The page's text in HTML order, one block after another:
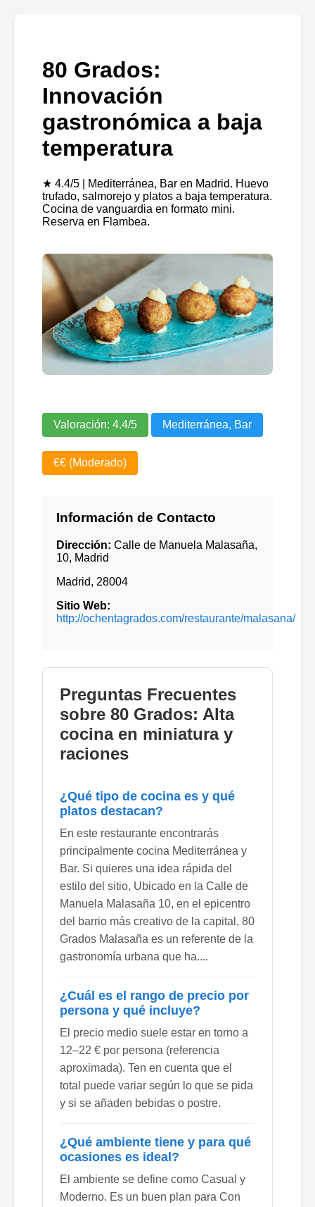
80 Grados:
Innovación
gastronómica a baja
temperatura
★ 4.4/5 | Mediterránea, Bar en Madrid. Huevo
trufado, salmorejo y platos a baja temperatura.
Cocina de vanguardia en formato mini.
Reserva en Flambea.
Valoración: 4.4/5 Mediterránea, Bar
€€ (Moderado)
Información de Contacto
Dirección: Calle de Manuela Malasaña,
10, Madrid
Madrid, 28004
Sitio Web:
http://ochentagrados.com/restaurante/malasana/
Preguntas Frecuentes
sobre 80 Grados: Alta
cocina en miniatura y
raciones
¿Qué tipo de cocina es y qué
platos destacan?
En este restaurante encontrarás
principalmente cocina Mediterránea y
Bar. Si quieres una idea rápida del
estilo del sitio, Ubicado en la Calle de
Manuela Malasaña 10, en el epicentro
del barrio más creativo de la capital, 80
Grados Malasaña es un referente de la
gastronomía urbana que ha....
¿Cuál es el rango de precio por
persona y qué incluye?
El precio medio suele estar en torno a
12–22 € por persona (referencia
aproximada). Ten en cuenta que el
total puede variar según lo que se pida
y si se añaden bebidas o postre.
¿Qué ambiente tiene y para qué
ocasiones es ideal?
El ambiente se define como Casual y
Moderno. Es un buen plan para Con